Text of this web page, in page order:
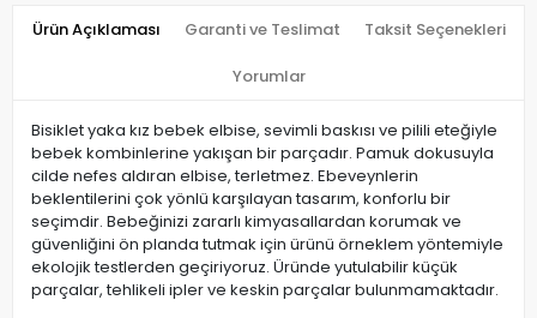
Ürün Açıklaması Garanti ve Teslimat Taksit Seçenekleri
Yorumlar
Bisiklet yaka kız bebek elbise, sevimli baskısı ve pilili eteğiyle
bebek kombinlerine yakışan bir parçadır. Pamuk dokusuyla
cilde nefes aldıran elbise, terletmez. Ebeveynlerin
beklentilerini çok yönlü karşılayan tasarım, konforlu bir
seçimdir. Bebeğinizi zararlı kimyasallardan korumak ve
güvenliğini ön planda tutmak için ürünü örneklem yöntemiyle
ekolojik testlerden geçiriyoruz. Üründe yutulabilir küçük
parçalar, tehlikeli ipler ve keskin parçalar bulunmamaktadır.